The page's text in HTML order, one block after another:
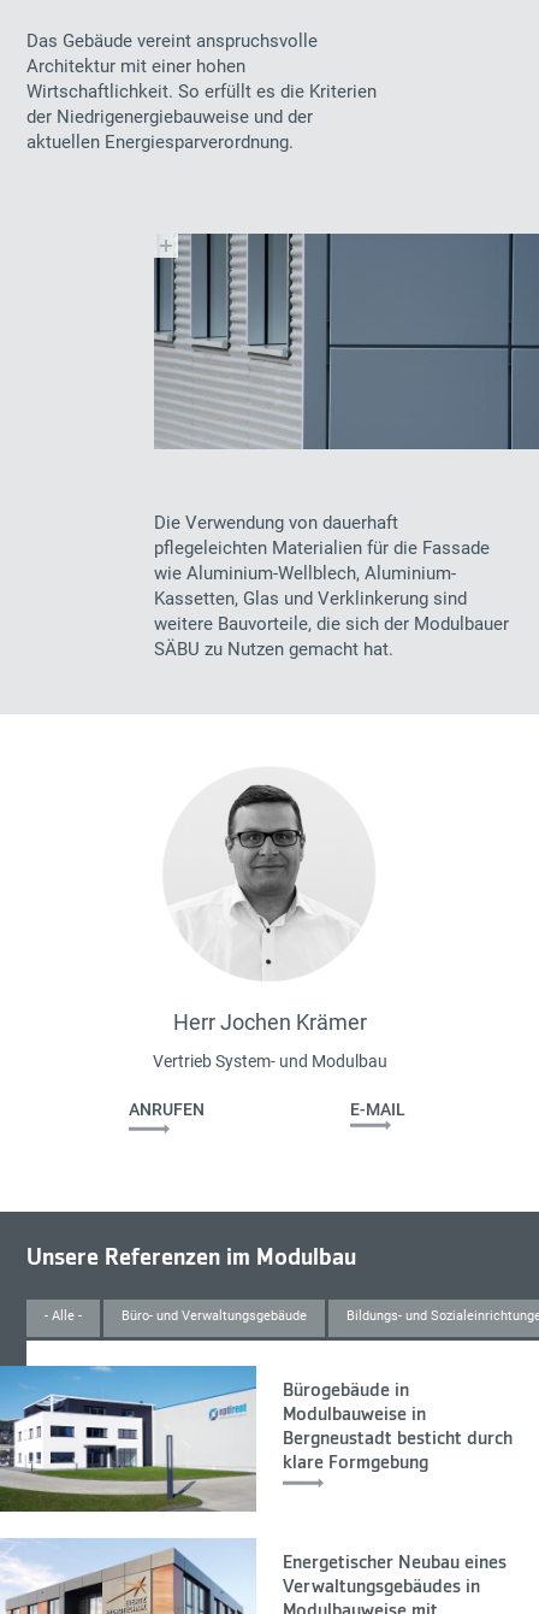
Das Gebäude vereint anspruchsvolle
Architektur mit einer hohen
Wirtschaftlichkeit. So erfüllt es die Kriterien
der Niedrigenergiebauweise und der
aktuellen Energiesparverordnung.
Die Verwendung von dauerhaft
pflegeleichten Materialien für die Fassade
wie Aluminium-Wellblech, Aluminium-
Kassetten, Glas und Verklinkerung sind
weitere Bauvorteile, die sich der Modulbauer
SÄBU zu Nutzen gemacht hat.
Herr Jochen Krämer
Vertrieb System- und Modulbau
ANRUFEN E-MAIL
Unsere Referenzen im Modulbau
- Alle - Büro- und Verwaltungsgebäude Bildungs- und
Bürogebäude in
Modulbauweise in
Bergneustadt besticht durch
klare Formgebung
Energetischer Neubau eines
Verwaltungsgebäudes in